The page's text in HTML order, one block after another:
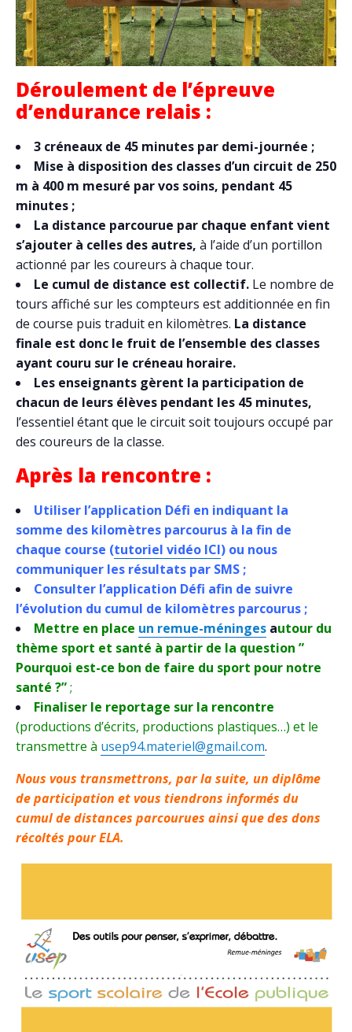
Déroulement de l’épreuve
d’endurance relais :
3 créneaux de 45 minutes par demi-journée ;
Mise à disposition des classes d’un circuit de 250
m à 400 m mesuré par vos soins, pendant 45
minutes ;
La distance parcourue par chaque enfant vient
s’ajouter à celles des autres, à l’aide d’un portillon
actionné par les coureurs à chaque tour.
Le cumul de distance est collectif. Le nombre de
tours affiché sur les compteurs est additionnée en fin
de course puis traduit en kilomètres. La distance
finale est donc le fruit de l’ensemble des classes
ayant couru sur le créneau horaire.
Les enseignants gèrent la participation de
chacun de leurs élèves pendant les 45 minutes,
l’essentiel étant que le circuit soit toujours occupé par
des coureurs de la classe.
Après la rencontre :
Utiliser l’application Défi en indiquant la
somme des kilomètres parcourus à la fin de
chaque course (tutoriel vidéo ICI) ou nous
communiquer les résultats par SMS ;
Consulter l’application Défi afin de suivre
l’évolution du cumul de kilomètres parcourus ;
Mettre en place un remue-méninges autour du
thème sport et santé à partir de la question ”
Pourquoi est-ce bon de faire du sport pour notre
santé ?”;
Finaliser le reportage sur la rencontre
(productions d’écrits, productions plastiques…) et le
transmettre à usep94.materiel@gmail.com.
Nous vous transmettrons, par la suite, un diplôme
de participation et vous tiendrons informés du
cumul de distances parcourues ainsi que des dons
récoltés pour ELA.